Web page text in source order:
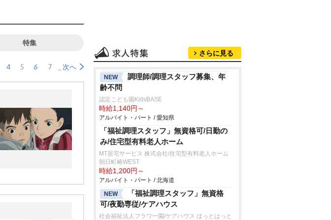
特集
4 5 6 7 次へ
さらに見る
NEW
調理師/調理スタッフ募集、年
齢不問
認定こども園KidsBASE
時給1,140円～
アルバイト・パート / 愛知県
「福祉調理スタッフ」無資格可/日勤の
み/住宅型有料老人ホーム
MT居宅サービス 株式会社/住宅型有料老人ホーム
朝日町椿WEST
時給1,200円～
アルバイト・パート / 北海道
NEW
「福祉調理スタッフ」無資格
可/夜勤専従/ケアハウス
社会福祉法人フラワー園/ケアハウス ほっとはっと